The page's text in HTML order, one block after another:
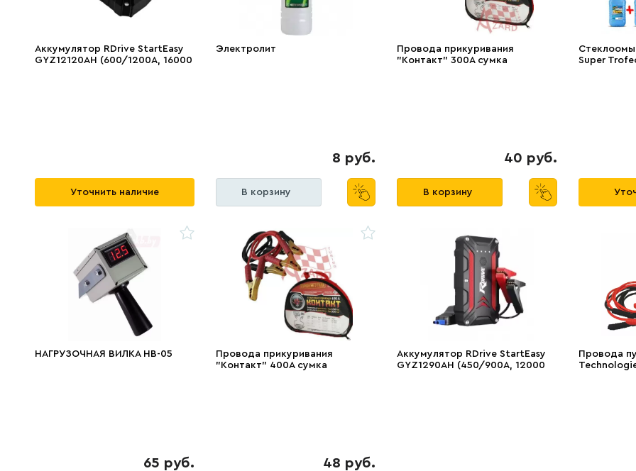
Аккумулятор RDrive StаrtEasy
GYZ12120AH (600/1200A, 16000
Уточнить наличие
Электролит
8 руб.
В корзину
Провода прикуривания
"Контакт" 300А сумка
40 руб.
В корзину
Super
НАГРУЗОЧНАЯ ВИЛКА НВ-05
65 руб.
Провода прикуривания
"Контакт" 400А сумка
48 руб.
Аккумулятор RDrive StаrtEasy
GYZ1290AH (450/900A, 12000
Провода